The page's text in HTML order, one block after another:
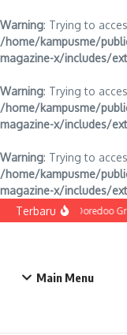
Warning: Trying to
/home/kampusme/
magazine-x/includes/
Warning: Trying to
/home/kampusme/
magazine-x/includes/
Warning: Trying to
/home/kampusme/
magazine-x/includes/
Lewati ke konten
Terbaru
Indosat, Ooredoo
Main Menu